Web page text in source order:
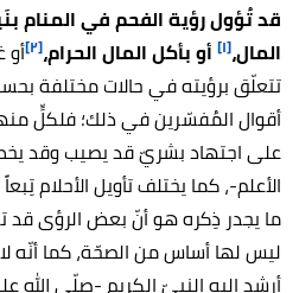
قد تُؤول رؤية الفحم في المنام
المال،[١] أو بأكل المال الحرام،[٢] أو
تتعلّق برؤيته في حالات مختلفة
أقوال المُفسّرين في ذلك؛ فلكلٍّ
على اجتهاد بشريّ قد يصيب وقد
الأعلم-،كما يختلف تأويل الأحلام
ما يجدر ذِكره هو أنّ بعض الرؤى قد
ليس لها أساس من الصحّة، كما أنّه
أرشد إليه النبيّ الكريم -صلّى الله